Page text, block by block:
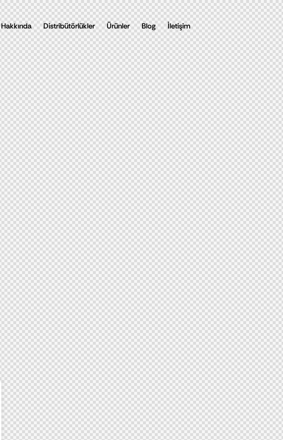
Hakkında Distribütörlükler Ürünler Blog İletişim